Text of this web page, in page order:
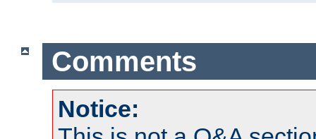
Comments
Notice: